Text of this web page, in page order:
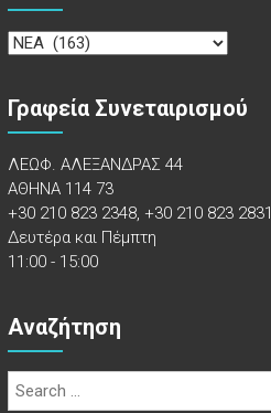
Κατηγορίες
Γραφεία Συνεταιρισμού
ΛΕΩΦ. ΑΛΕΞΑΝΔΡΑΣ 44
ΑΘΗΝΑ 114 73
+30 210 823 2348, +30 210 823 2831
Δευτέρα και Πέμπτη
11:00 - 15:00
Αναζήτηση